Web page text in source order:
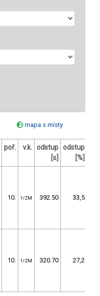
mapa s místy
poř. v.k. odstup
[s]
odstup
[%]
10. 1/ZM 392.50 33,5
10. 1/ZM 320.70 27,2